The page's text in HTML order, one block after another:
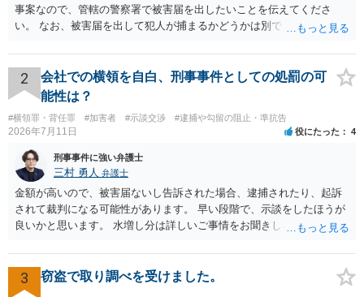
事案なので、管轄の警察署で被害届を出したいことを伝えてくださ
い。 なお、被害届を出して犯人が捕まるかどうかは別で、置き忘れた
思います。 いずれにせよ一度対応を求めてみた方が納得できるのでは
ないでしょうか。
2
会社での横領を自白、刑事事件としての処罰の可
能性は？
#横領罪・背任罪 #加害者 #示談交渉 #逮捕や勾留の阻止・準抗告
2026年7月11日 役にたった 4
刑事事件に強い弁護士
三村 勇人 弁護士
金額が高いので、被害届ないし告訴された場合、逮捕されたり、起訴
されて裁判になる可能性があります。 早い段階で、示談をしたほうが
良いかと思います。 水増し分は詳しいご事情をお聞きしなければお答
3 窃盗で取り調べを受けました。